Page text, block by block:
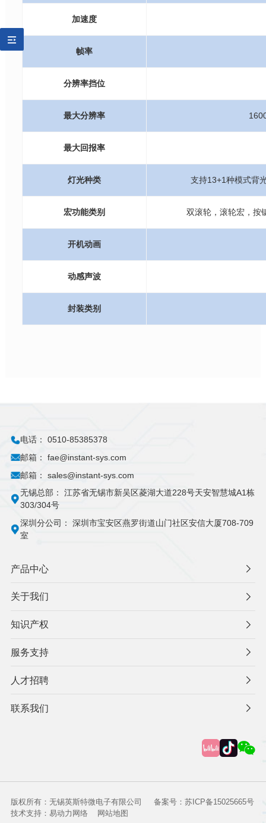
加速度
帧率
分辨率挡位
最大分辨率
最大回报率
灯光种类 支持13+1种模式背
宏功能类别 双滚轮，滚轮宏，按
开机动画
动感声波
封装类别
电话： 0510-85385378
邮箱：
fae@instant-sys.com
邮箱：
sales@instant-sys.com
无锡总部：
江苏省无锡市新吴区菱湖大道228号天安智慧城A1栋
303/304号
深圳分公司：
深圳市宝安区燕罗街道山门社区安信大厦708-709
室
产品中心
关于我们
知识产权
服务支持
人才招聘
联系我们
版权所有：无锡英斯特微电子有限公司 备案号：苏ICP备15025665号
技术支持：易动力网络
网站地图